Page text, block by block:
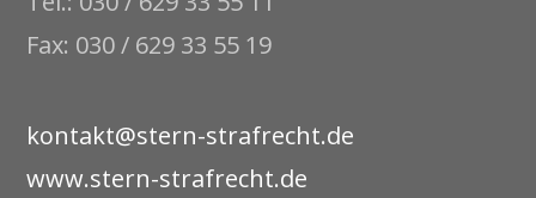
Fax: 030 / 629 33 55 19
kontakt@stern-strafrecht.de
www.stern-strafrecht.de